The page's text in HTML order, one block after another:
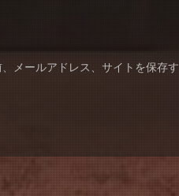
メールアドレス、サイトを保存す